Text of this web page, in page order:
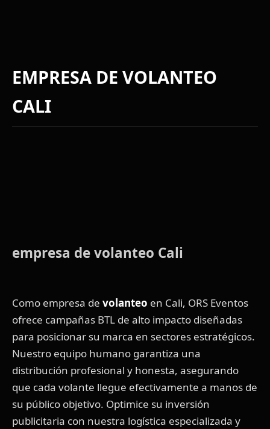
EMPRESA DE VOLANTEO
CALI
empresa de volanteo Cali
Como empresa de volanteo en Cali, ORS Eventos
ofrece campañas BTL de alto impacto diseñadas
para posicionar su marca en sectores estratégicos.
Nuestro equipo humano garantiza una
distribución profesional y honesta, asegurando
que cada volante llegue efectivamente a manos de
su público objetivo. Optimice su inversión
publicitaria con nuestra logística especializada y